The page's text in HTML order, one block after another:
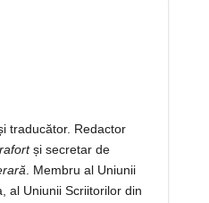
traducător. Redactor
și secretar de
. Membru al Uniunii
al Uniunii Scriitorilor din